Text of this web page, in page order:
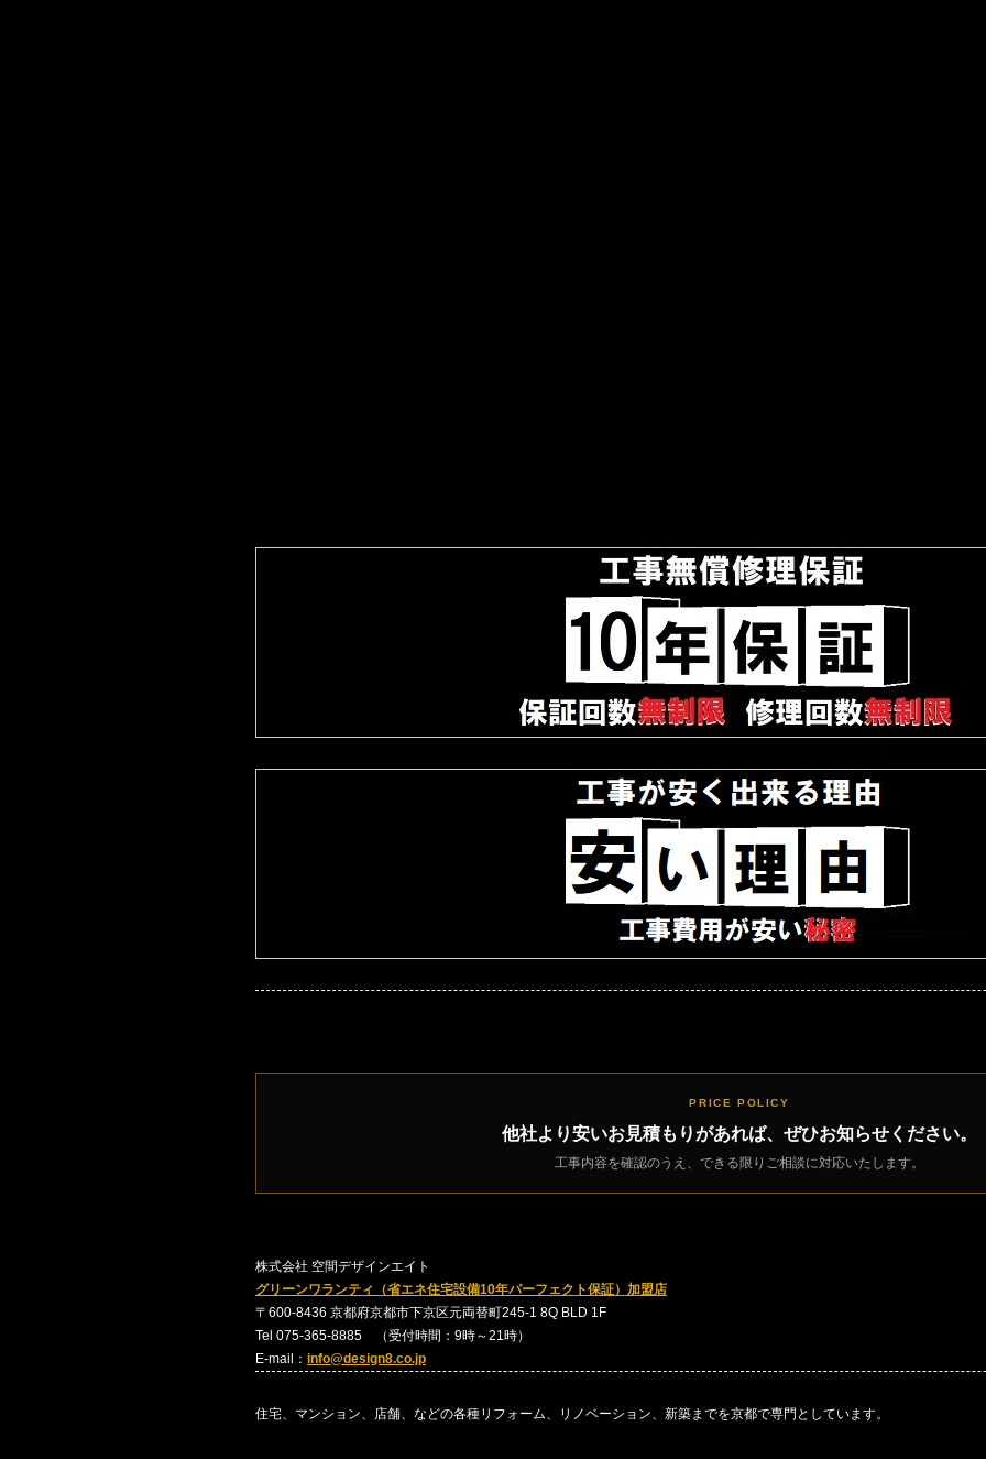
PRICE POLICY
他社より安いお見積もりがあれば、ぜひお知らせください。
工事内容を確認のうえ、できる限りご相談に対応いたします。
株式会社 空間デザインエイト
グリーンワランティ（省エネ住宅設備10年パーフェクト保証）加盟店
〒600-8436 京都府京都市下京区元両替町245-1 8Q BLD 1F
Tel 075-365-8885 （受付時間：9時～21時）
E-mail： info@design8.co.jp
住宅、マンション、店舗、などの各種リフォーム、リノベーション、新築までを京都で専門としています。